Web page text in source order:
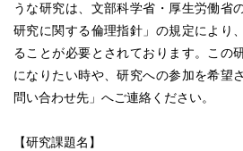
うな研究は、文部科学省・厚生労働省
研究に関する倫理指針」の規定により
ることが必要とされております。この
になりたい時や、研究への参加を希望
問い合わせ先」へご連絡ください。
【研究課題名】